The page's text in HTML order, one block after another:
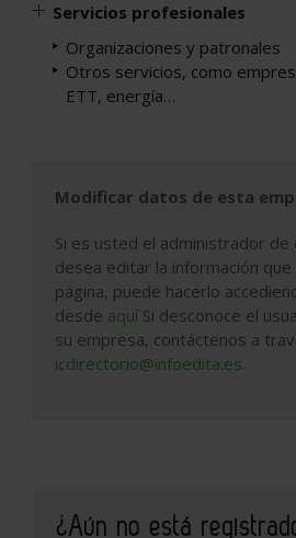
Servicios profesionales
Organizaciones y patronales
Otros servicios, como
ETT, energía…
Modificar datos de esta
Si es usted el administrador
desea editar la información
página, puede hacerlo
desde aquí Si desconoce el
su empresa, contáctenos a
icdirectorio@infoedita.es.
¿Aún no está